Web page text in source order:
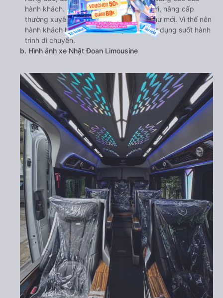
hành khách. Nội thất trên xe được bảo trì, nâng cấp
thường xuyên nên lúc nào cũng trông như mới. Vì thế nên
hành khách hoàn toàn có thể yên tâm sử dụng suốt hành
trình di chuyển.
b. Hình ảnh xe Nhật Đoan Limousine